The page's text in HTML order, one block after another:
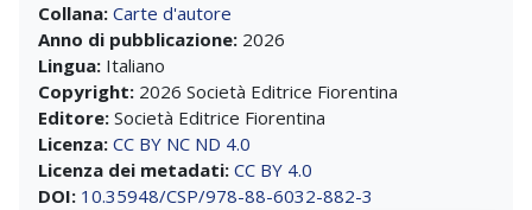
Collana: Carte d'autore
Anno di pubblicazione: 2026
Lingua: Italiano
Copyright: 2026 Società Editrice Fiorentina
Editore: Società Editrice Fiorentina
Licenza: CC BY NC ND 4.0
Licenza dei metadati: CC BY 4.0
DOI: 10.35948/CSP/978-88-6032-882-3